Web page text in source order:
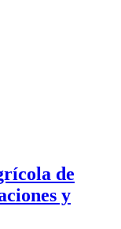
de
y